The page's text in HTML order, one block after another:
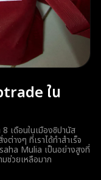
ใน
8 เดือนในเมืองซิปานัส
ต่างๆ ที่เราได้ทำสำเร็จ
Mulia เป็นอย่างสูงที่
มช่วยเหลือมาก